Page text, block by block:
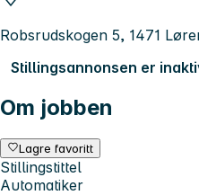
Robsrudskogen 5, 1471
Stillingsannonsen er
Om jobben
Lagre favoritt
Stillingstittel
Automatiker